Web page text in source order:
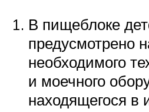
В пищеблоке
предусмотрено
необходимого
и моечного
находящегося в